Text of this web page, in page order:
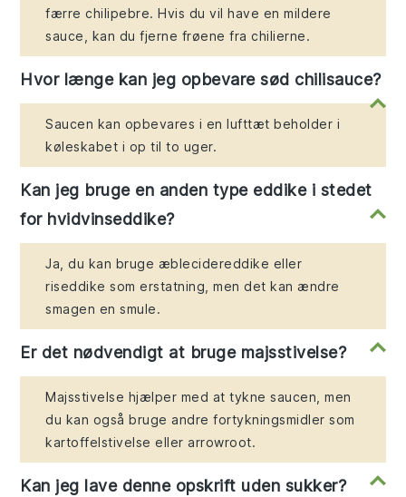
færre chilipebre. Hvis du vil have en mildere
sauce, kan du fjerne frøene fra chilierne.
Hvor længe kan jeg opbevare sød chilisauce?
Saucen kan opbevares i en lufttæt beholder i
køleskabet i op til to uger.
Kan jeg bruge en anden type eddike i stedet
for hvidvinseddike?
Ja, du kan bruge æblecidereddike eller
riseddike som erstatning, men det kan ændre
smagen en smule.
Er det nødvendigt at bruge majsstivelse?
Majsstivelse hjælper med at tykne saucen, men
du kan også bruge andre fortykningsmidler som
kartoffelstivelse eller arrowroot.
Kan jeg lave denne opskrift uden sukker?